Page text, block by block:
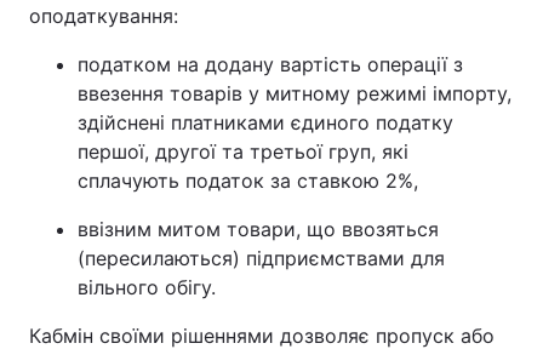
оподаткування:
податком на додану вартість операції з
ввезення товарів у митному режимі імпорту,
здійснені платниками єдиного податку
першої, другої та третьої груп, які
сплачують податок за ставкою 2%,
ввізним митом товари, що ввозяться
(пересилаються) підприємствами для
вільного обігу.
Кабмін своїми рішеннями дозволяє пропуск або